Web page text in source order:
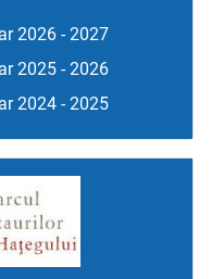
2026 - 2027
2025 - 2026
2024 - 2025